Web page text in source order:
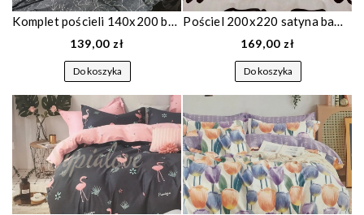
Komplet pościeli 140x200 bawełnianej szara we wzorki 1757
139,00 zł
Do koszyka
Pościel 200x220 satyna bawełniana kremowa w faliste paski 1832
169,00 zł
Do koszyka